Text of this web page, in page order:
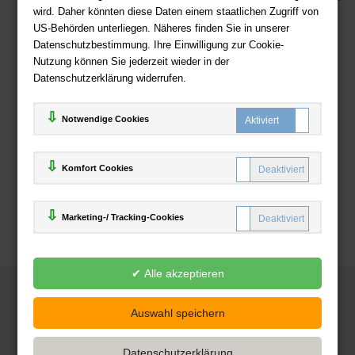
wird. Daher könnten diese Daten einem staatlichen Zugriff von
US-Behörden unterliegen. Näheres finden Sie in unserer
Datenschutzbestimmung. Ihre Einwilligung zur Cookie-
Nutzung können Sie jederzeit wieder in der
Datenschutzerklärung widerrufen.
Notwendige Cookies
Komfort Cookies
Marketing-/ Tracking-Cookies
Zahlweisen
Deutsche-Buchhandlung.de
www.deutsche-buchhandlung.de ist ein Angebot der
Handelsgesellschaft mbH
Powered by Inooga